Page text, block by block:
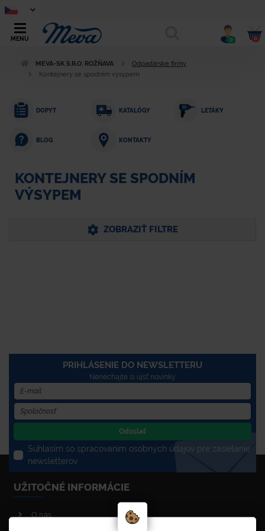
MENU 0 0
MEVA-SK S.R.O. ROŽŇAVA
Odpadárske firmy
Kontejnery se spodním výsypem
DOPYT KATALÓGY LETÁKY
BLOG KONTAKTY
KONTEJNERY SE SPODNÍM
VÝSYPEM
ZOBRAZIŤ FILTRE
PRIHLÁSENIE DO NEWSLETTERU
Nenechajte si újsť novinky
Odoslať
Súhlasím so spracovaním osobných údajov pre zasielanie
newsletterov
UŽITOČNÉ INFORMÁCIE
O nás